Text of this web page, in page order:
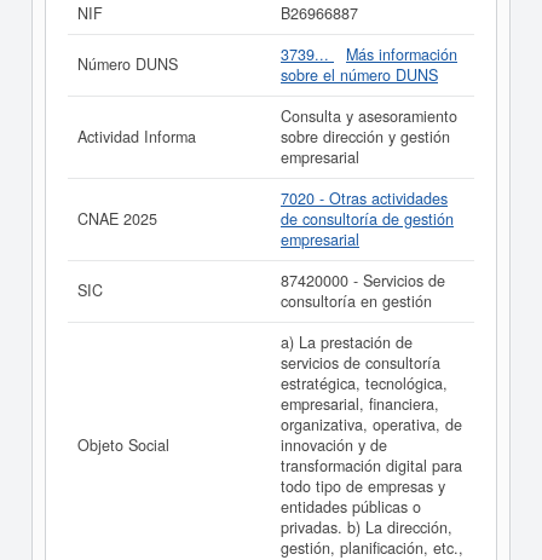
empresa es 7020 - Otras actividades de consultoría de
es el 87420000. La empresa
SANSE ADVISORY SL.se ha consultado el
01/06/2026, acumulando un total de consultas de 2.
Para informase a qué subvenciones puede aspirar esta
empresa puede realizarlo aquí mismo. Esta empresa
tiene un capital aproximado de 0 a 3.100 €. El Registro
Mercantil tiene registrada esta empresa en Gipuzkoa y
el BORME ha publicado hasta ahora 2 actos.
Si está interesado en conocer más datos de la empresa
SANSE ADVISORY SL. puedeacceder inmediatamente
de SANSE ADVISORY SL.
La última actualización del informe de empresa se ha
realizado el 20/04/2026.
NIF
B26966887
Número DUNS 3739...
Más información
sobre el número DUNS
Actividad Informa
Consulta y asesoramiento
sobre dirección y gestión
empresarial
CNAE 2025
7020 - Otras actividades
de consultoría de gestión
empresarial
SIC
87420000 - Servicios de
consultoría en gestión
Objeto Social
a) La prestación de
servicios de consultoría
estratégica, tecnológica,
empresarial, financiera,
organizativa, operativa, de
innovación y de
transformación digital para
todo tipo de empresas y
entidades públicas o
privadas. b) La dirección,
gestión, planificación, etc.,